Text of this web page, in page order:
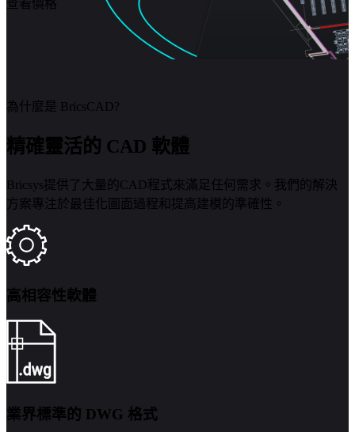
查看價格
為什麼是 BricsCAD?
精確靈活的 CAD 軟體
Bricsys提供了大量的CAD程式來滿足任何需求。我們的解決
方案專注於最佳化圖面過程和提高建模的準確性。
高相容性軟體
業界標準的 DWG 格式